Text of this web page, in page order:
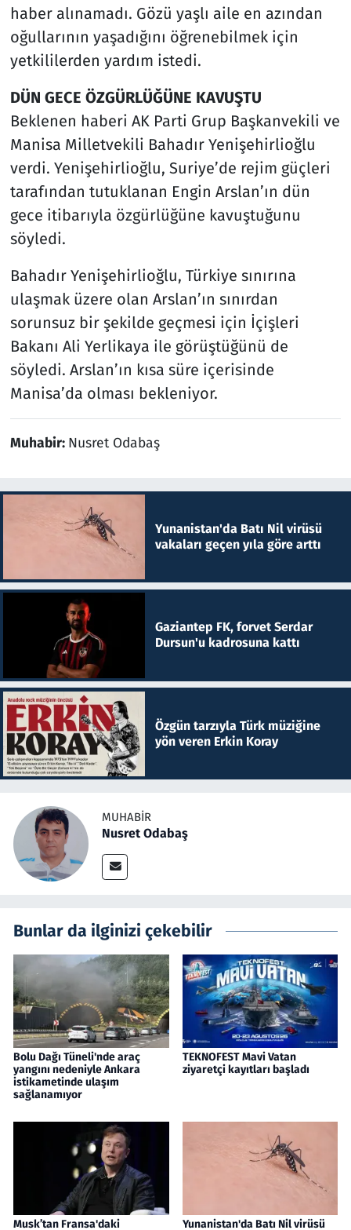
haber alınamadı. Gözü yaşlı aile en azından
oğullarının yaşadığını öğrenebilmek için
yetkililerden yardım istedi.
DÜN GECE ÖZGÜRLÜĞÜNE KAVUŞTU
Beklenen haberi AK Parti Grup Başkanvekili ve
Manisa Milletvekili Bahadır Yenişehirlioğlu
verdi. Yenişehirlioğlu, Suriye’de rejim güçleri
tarafından tutuklanan Engin Arslan’ın dün
gece itibarıyla özgürlüğüne kavuştuğunu
söyledi.
Bahadır Yenişehirlioğlu, Türkiye sınırına
ulaşmak üzere olan Arslan’ın sınırdan
sorunsuz bir şekilde geçmesi için İçişleri
Bakanı Ali Yerlikaya ile görüştüğünü de
söyledi. Arslan’ın kısa süre içerisinde
Manisa’da olması bekleniyor.
Muhabir: Nusret Odabaş
Yunanistan'da Batı Nil virüsü
vakaları geçen yıla göre arttı
Gaziantep FK, forvet Serdar
Dursun'u kadrosuna kattı
Özgün tarzıyla Türk müziğine
yön veren Erkin Koray
MUHABIR
Nusret Odabaş
Bunlar da ilginizi çekebilir
Bolu Dağı Tüneli'nde araç
yangını nedeniyle Ankara
istikametinde ulaşım
sağlanamıyor
TEKNOFEST Mavi Vatan
ziyaretçi kayıtları başladı
Musk’tan Fransa'daki Yunanistan'da Batı Nil virüsü